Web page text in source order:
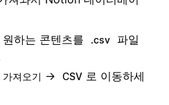
하는 콘텐츠를
.csv
파일
가져오기 → CSV 로 이동하세